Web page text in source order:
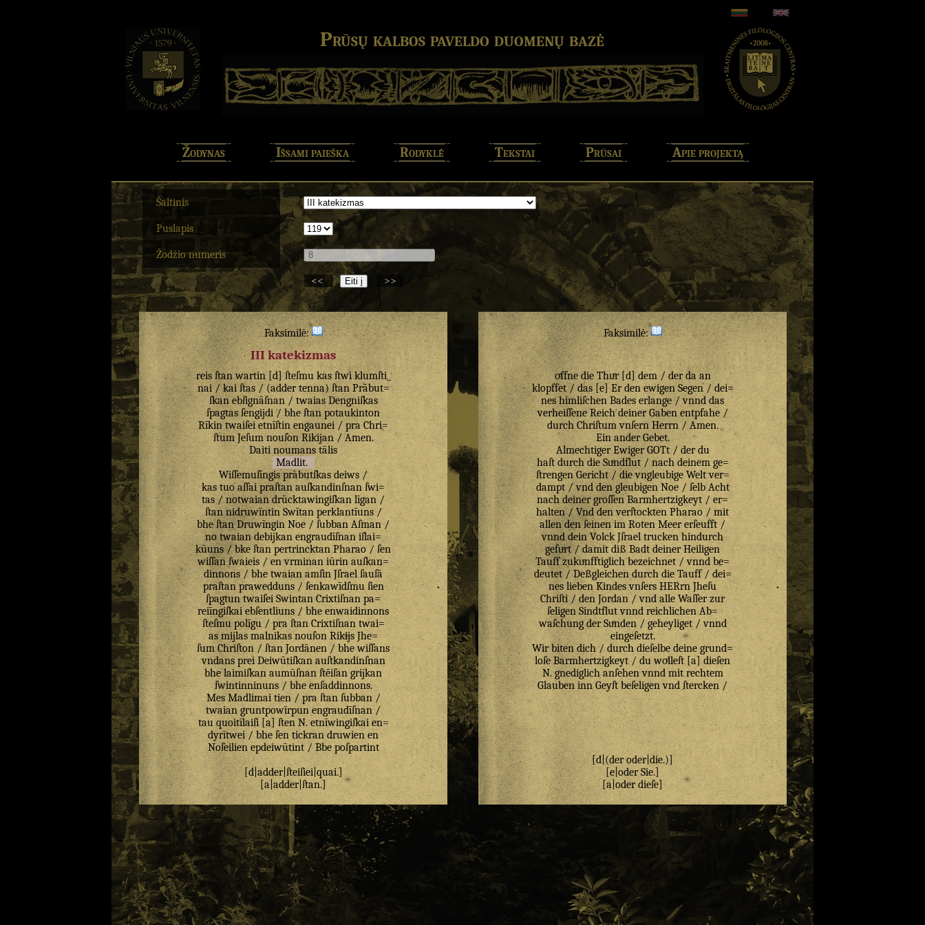
Prūsų kalbos paveldo duomenų bazė
Žodynas Išsami paieška Rodyklė Tekstai Prūsai Apie projektą
Šaltinis
Puslapis
Žodžio numeris
<< >>
Faksimilė:
III katekizmas
reis ſtan wartin[d]ſteſmu kas ſtwi klumſti_
nai/kai ſtas/ (adder tenna)ſtan Prābut=
ſkan ebſignāſnan/twaias Dengniſkas
ſpagtas ſengijdi/bhe ſtan potaukinton
Rīkin twaiſei etnīſtin engaunei/pra Chri=
ſtum Jeſum nouſon Rikijan/Amen.
Daiti noumans tālis
Madlit.
Wiſſemuſīngis prābutſkas deiws/
kas tuo aſſai praſtan auſkandinſnan ſwi=
tas/notwaian drūcktawingiſkan līgan/
ſtan nidruwīntin Swītan perklantīuns/
bhe ſtan Druwīngin Noe /ſubban Aſman/
no twaian debijkan engraudīſnan iſlai=
kūuns/bke ſtan pertrincktan Pharao /ſen
wiſſan ſwaieis/en vrminan iūrin auſkan=
dinnons/bhe twaian amſin Jſrael ſauſā
praſtan prawedduns/ſenkawīdſmu ſien
ſpagtun twaiſei Swintan Crixtiſnan pa=
reiīngiſkai ebſentliuns/bhe enwaidinnons
ſteſmu polīgu/pra ſtan Crixtiſnan twai=
as mijlas malnikas nouſon Rikijs Jhe=
ſum Chriſton/ſtan Jordānen/bhe wiſſans
vndans prei Deiwūtiſkan auſtkandinſnan
bhe laimiſkan aumūſnan ſtēiſan grijkan
ſwintinninuns/bhe enſaddinnons.
Mes Madlimai tien/pra ſtan ſubban/
twaian gruntpowīrpun engraudīſnan/
tau quoitīlaiſi[a]ſten N.etnīwingiſkai en=
dyrītwei/bhe ſen tickran druwien en
Noſeilien epdeiwūtint/Bbe poſpartint
[d|adder|ſteiſiei| quai.]
[a|adder|ſtan.]
Faksimilė:
oͤffne die Thuͤr [d] dem / der da an
klopffet / das [e] Er den ewigen Segen / dei=
nes himliſchen Bades erlange / vnnd das
verheiſſene Reich deiner Gaben entpfahe /
durch Chriſtum vnſern Herrn / Amen.
Ein ander Gebet.
Almechtiger Ewiger GOTt / der du
haſt durch die Suͤndflut / nach deinem ge=
ſtrengen Gericht / die vngleubige Welt ver=
dampt / vnd den gleubigen Noe / ſelb Acht
nach deiner groſſen Barmhertzigkeyt / er=
halten / Vnd den verſtockten Pharao / mit
allen den ſeinen im Roten Meer erſeufft /
vnnd dein Volck Jſrael trucken hindurch
gefuͤrt / damit diß Badt deiner Heiligen
Tauff zukuͤnfftiglich bezeichnet / vnnd be=
deutet / Deßgleichen durch die Tauff / dei=
nes lieben Kindes vnſers HERrn Jheſu
Chriſti / den Jordan / vnd alle Waſſer zur
ſeligen Sindtflut vnnd reichlichen Ab=
waſchung der Suͤnden / geheyliget / vnnd
eingeſetzt.
Wir biten dich / durch dieſelbe deine grund=
loſe Barmhertzigkeyt / du woͤlleſt [a] dieſen
N. gnediglich anſehen vnnd mit rechtem
Glauben inn Geyſt beſeligen vnd ſtercken /
[d|(der oder|die.)]
[e|oder Sie.]
[a|oder dieſe]